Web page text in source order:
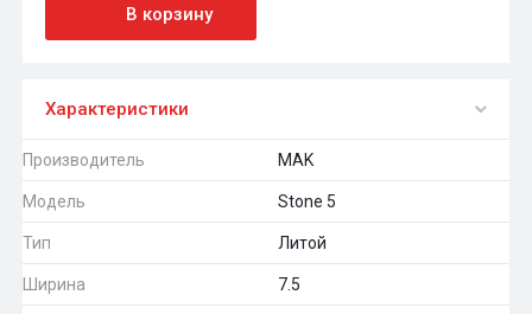
В корзину
Характеристики
Производитель MAK
Модель Stone 5
Тип Литой
Ширина 7.5